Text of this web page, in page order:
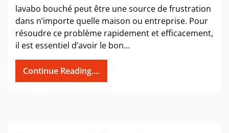
lavabo bouché peut être une source de frustration
dans n’importe quelle maison ou entreprise. Pour
résoudre ce problème rapidement et efficacement,
il est essentiel d’avoir le bon…
Continue Reading....